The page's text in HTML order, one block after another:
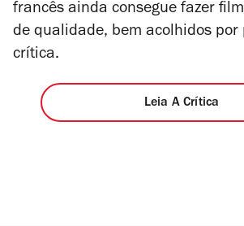
francês ainda consegue fazer
de qualidade, bem acolhidos por
crítica.
Leia A Crítica